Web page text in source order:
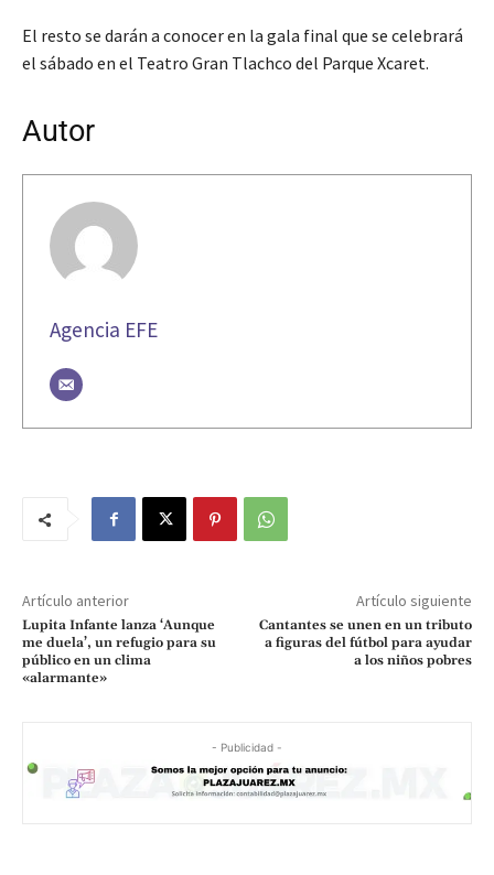
El resto se darán a conocer en la gala final que se celebrará
el sábado en el Teatro Gran Tlachco del Parque Xcaret.
Autor
Agencia EFE
Artículo anterior
Lupita Infante lanza ‘Aunque
me duela’, un refugio para su
público en un clima
«alarmante»
Artículo siguiente
Cantantes se unen en un tributo
a figuras del fútbol para ayudar
a los niños pobres
- Publicidad -